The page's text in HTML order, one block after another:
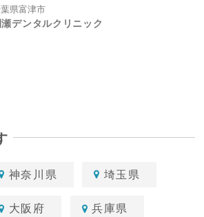
県富津市
瀬デンタルクリニック
神奈川県 埼玉県
大阪府 兵庫県